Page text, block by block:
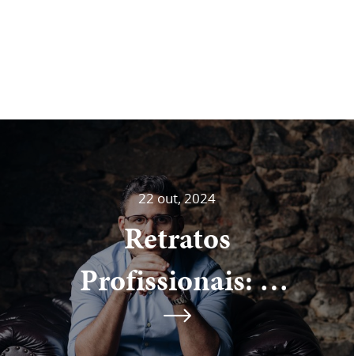
22 out, 2024
Retratos
Profissionais: 5
Características Que
COPYRIGHT © 2023 - GABRIEL FELIZARDO FOTOGRAFIA.